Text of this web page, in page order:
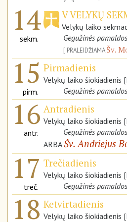
14
sekm.
V VELYKŲ
Velykų laiko
Gegužinės
PRALEIDŽIAMAŠv.
15
pirm.
Pirmadienis
Velykų laiko šiokiadienis
Gegužinės
16
antr.
Antradienis
Velykų laiko šiokiadienis
Gegužinės
ARBAŠv. Andriejus
17
treč.
Trečiadienis
Velykų laiko šiokiadienis
Gegužinės
18 Ketvirtadienis
Velykų laiko šiokiadienis